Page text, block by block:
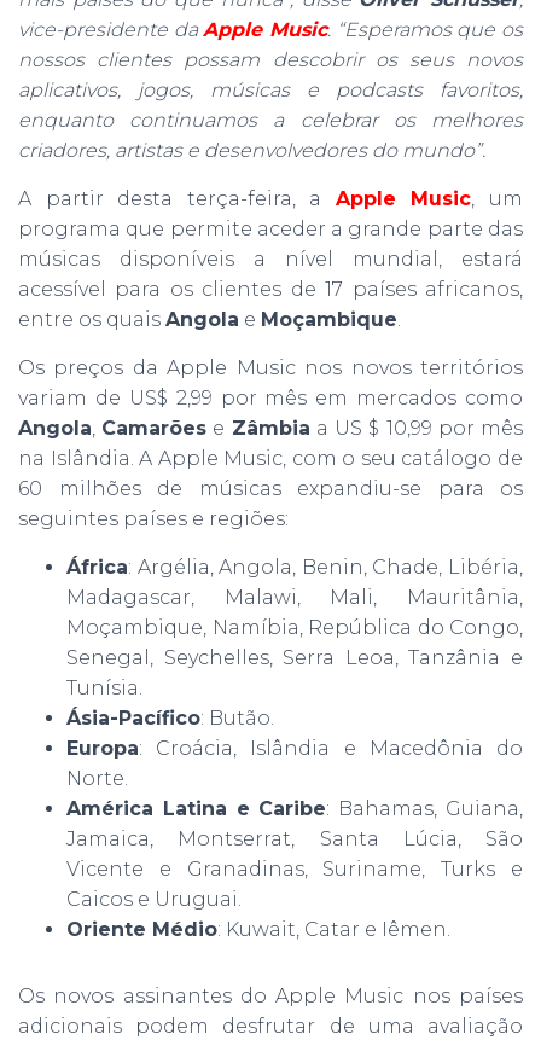
vice-presidente daApple Music. “Esperamos que os
nossos clientes possam descobrir os seus novos
aplicativos, jogos, músicas e podcasts favoritos,
enquanto continuamos a celebrar os melhores
criadores, artistas e desenvolvedores do mundo”.
A partir desta terça-feira, a Apple Music, um
programa que permite aceder a grande parte das
músicas disponíveis a nível mundial, estará
acessível para os clientes de 17 países africanos,
entre os quais Angola e Moçambique.
Os preços da Apple Music nos novos territórios
variam de US$ 2,99 por mês em mercados como
Angola, Camarões e Zâmbia a US $ 10,99 por mês
na Islândia. A Apple Music, com o seu catálogo de
60 milhões de músicas expandiu-se para os
seguintes países e regiões:
África: Argélia, Angola, Benin, Chade, Libéria,
Madagascar, Malawi, Mali, Mauritânia,
Moçambique, Namíbia, República do Congo,
Senegal, Seychelles, Serra Leoa, Tanzânia e
Tunísia.
Ásia-Pacífico: Butão.
Europa: Croácia, Islândia e Macedônia do
Norte.
América Latina e Caribe: Bahamas, Guiana,
Jamaica, Montserrat, Santa Lúcia, São
Vicente e Granadinas, Suriname, Turks e
Caicos e Uruguai.
Oriente Médio: Kuwait, Catar e Iêmen.
Os novos assinantes do Apple Music nos países
adicionais podem desfrutar de uma avaliação